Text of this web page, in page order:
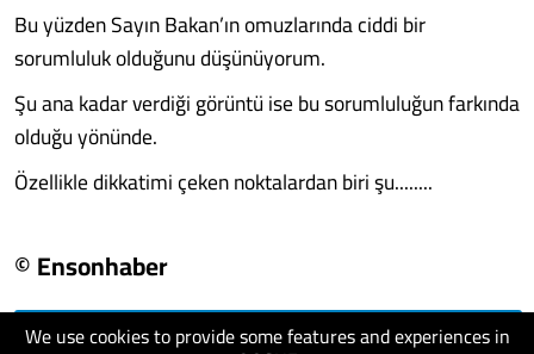
We use cookies to provide some features and experiences in
Bu yüzden Sayın Bakan’ın omuzlarında ciddi bir
sorumluluk olduğunu düşünüyorum.
Şu ana kadar verdiği görüntü ise bu sorumluluğun farkında
olduğu yönünde.
Özellikle dikkatimi çeken noktalardan biri şu........
© Ensonhaber